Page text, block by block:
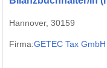
Hannover, 30159
Firma:GETEC Tax